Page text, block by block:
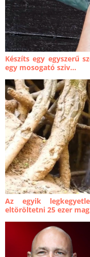
Készíts egy egyszerű
egy mosogató sziv...
Az egyik
eltöröltetni 25 ezer